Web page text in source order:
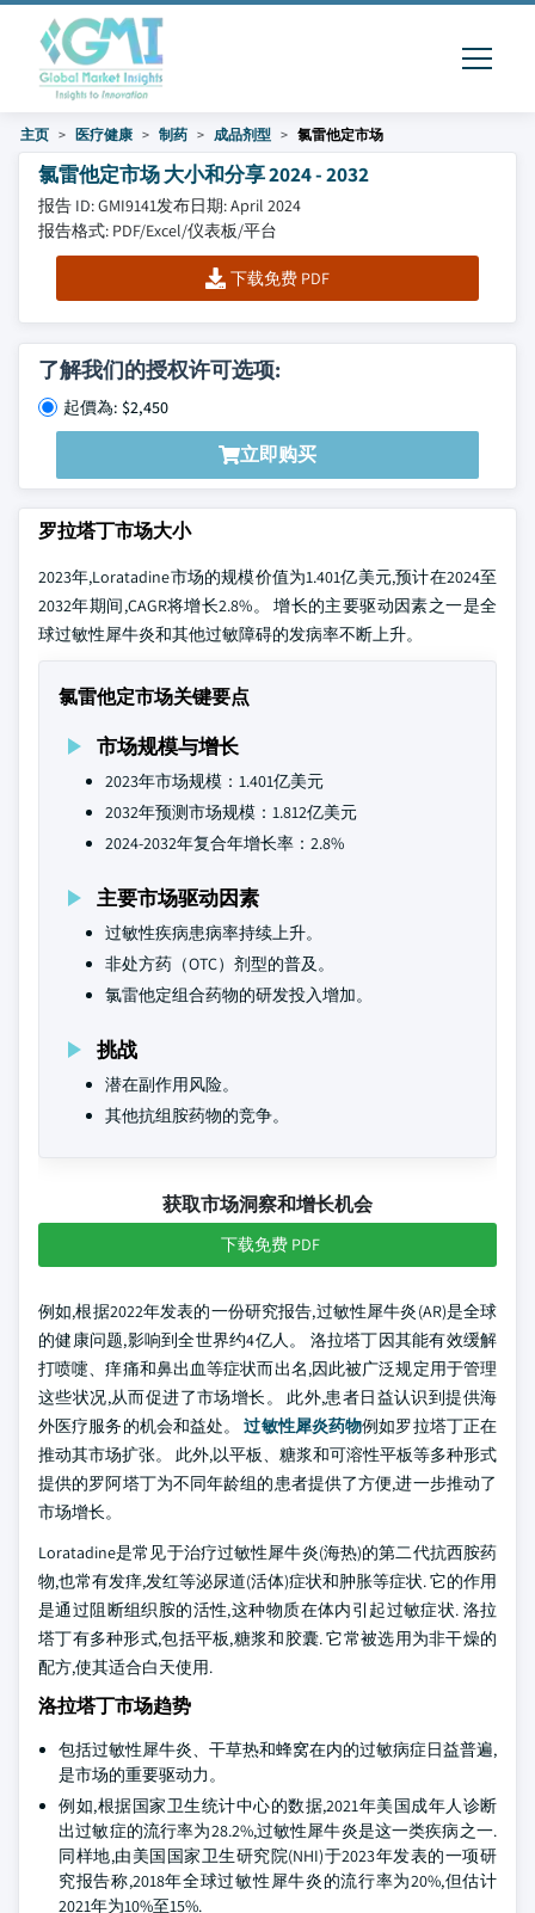
主页 医疗健康 制药 成品剂型 氯雷他定市场
氯雷他定市场 大小和分享 2024 - 2032
报告 ID: GMI9141发布日期: April 2024
报告格式: PDF/Excel/仪表板/平台
下载免费 PDF
了解我们的授权许可选项:
起價為: $2,450
立即购买
罗拉塔丁市场大小
2023年,Loratadine市场的规模价值为1.401亿美元,预计在2024至
2032年期间,CAGR将增长2.8%。 增长的主要驱动因素之一是全
球过敏性犀牛炎和其他过敏障碍的发病率不断上升。
氯雷他定市场关键要点
市场规模与增长
2023年市场规模：1.401亿美元
2032年预测市场规模：1.812亿美元
2024-2032年复合年增长率：2.8%
主要市场驱动因素
过敏性疾病患病率持续上升。
非处方药（OTC）剂型的普及。
氯雷他定组合药物的研发投入增加。
挑战
潜在副作用风险。
其他抗组胺药物的竞争。
获取市场洞察和增长机会
下载免费 PDF
例如,根据2022年发表的一份研究报告,过敏性犀牛炎(AR)是全球
的健康问题,影响到全世界约4亿人。 洛拉塔丁因其能有效缓解
打喷嚏、痒痛和鼻出血等症状而出名,因此被广泛规定用于管理
这些状况,从而促进了市场增长。 此外,患者日益认识到提供海
外医疗服务的机会和益处。过敏性犀炎药物例如罗拉塔丁正在
推动其市场扩张。 此外,以平板、糖浆和可溶性平板等多种形式
提供的罗阿塔丁为不同年龄组的患者提供了方便,进一步推动了
市场增长。
Loratadine是常见于治疗过敏性犀牛炎(海热)的第二代抗西胺药
物,也常有发痒,发红等泌尿道(活体)症状和肿胀等症状. 它的作用
是通过阻断组织胺的活性,这种物质在体内引起过敏症状. 洛拉
塔丁有多种形式,包括平板,糖浆和胶囊. 它常被选用为非干燥的
配方,使其适合白天使用.
洛拉塔丁市场趋势
包括过敏性犀牛炎、干草热和蜂窝在内的过敏病症日益普遍,
是市场的重要驱动力。
例如,根据国家卫生统计中心的数据,2021年美国成年人诊断
出过敏症的流行率为28.2%,过敏性犀牛炎是这一类疾病之一.
同样地,由美国国家卫生研究院(NHI)于2023年发表的一项研
究报告称,2018年全球过敏性犀牛炎的流行率为20%,但估计
2021年为10%至15%.